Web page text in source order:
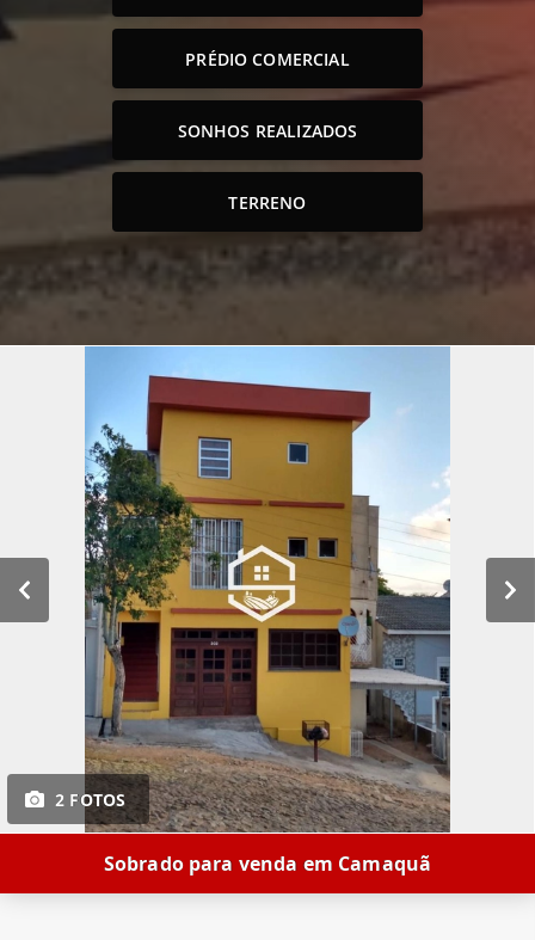
PRÉDIO COMERCIAL
SONHOS REALIZADOS
TERRENO
2 FOTOS
Sobrado para venda em Camaquã